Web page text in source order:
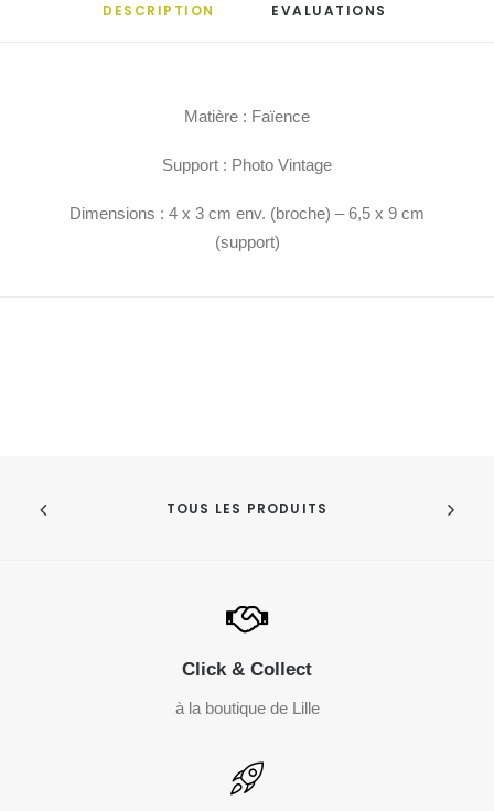
DESCRIPTION EVALUATIONS
Matière : Faïence
Support : Photo Vintage
Dimensions : 4 x 3 cm env. (broche) – 6,5 x 9 cm
(support)
TOUS LES PRODUITS
Click & Collect
à la boutique de Lille